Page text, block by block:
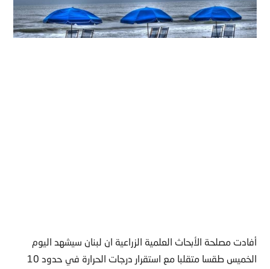
أفادت مصلحة الأبحاث العلمية الزراعية ان لبنان سيشهد اليوم
الخميس طقسا متقلبا مع استقرار درجات الحرارة في حدود 10